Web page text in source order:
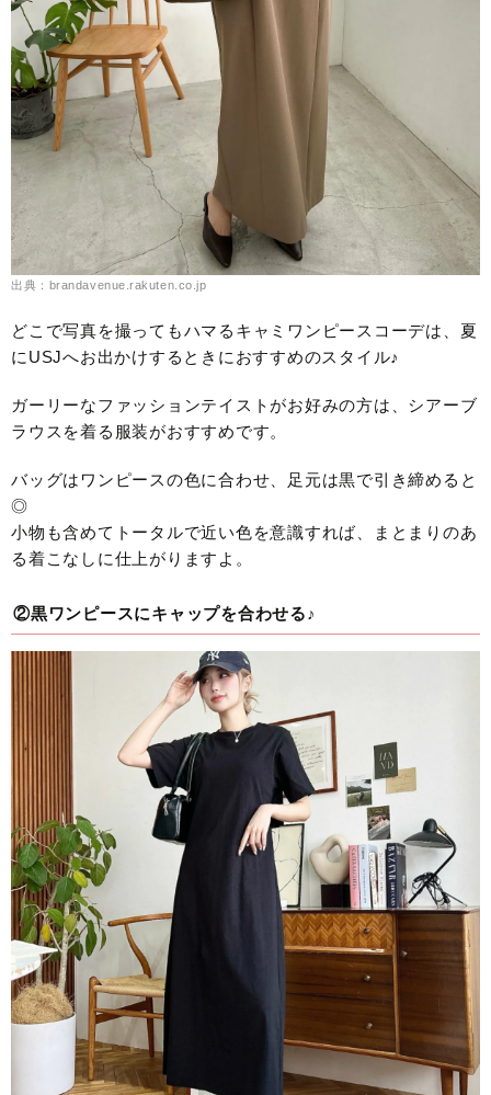
出典：brandavenue.rakuten.co.jp
どこで写真を撮ってもハマるキャミワンピースコーデは、夏
にUSJへお出かけするときにおすすめのスタイル♪
ガーリーなファッションテイストがお好みの方は、シアーブ
ラウスを着る服装がおすすめです。
バッグはワンピースの色に合わせ、足元は黒で引き締めると
◎
小物も含めてトータルで近い色を意識すれば、まとまりのあ
る着こなしに仕上がりますよ。
②黒ワンピースにキャップを合わせる♪